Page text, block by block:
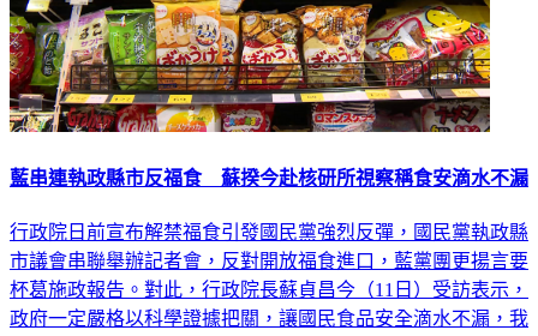
行政院日前宣布解禁福食引發國民黨強烈反彈，國民黨執政縣
市議會串聯舉辦記者會，反對開放福食進口，藍黨團更揚言要
杯葛施政報告。對此，行政院長蘇貞昌今（11日）受訪表示，